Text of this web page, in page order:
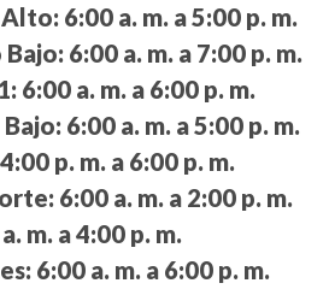
Alto: 6:00 a. m. a 5:00 p. m.
6:00 a. m. a 7:00 p. m.
6:00 a. m. a 6:00 p. m.
6:00 a. m. a 5:00 p. m.
4:00 p. m. a 6:00 p. m.
6:00 a. m. a 2:00 p. m.
m. a 4:00 p. m.
6:00 a. m. a 6:00 p. m.